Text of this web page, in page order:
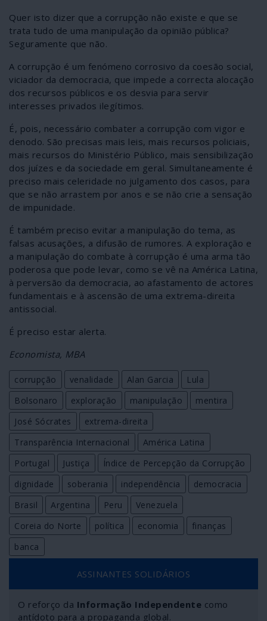
Quer isto dizer que a corrupção não existe e que se
trata tudo de uma manipulação da opinião pública?
Seguramente que não.
A corrupção é um fenómeno corrosivo da coesão social,
viciador da democracia, que impede a correcta alocação
dos recursos públicos e os desvia para servir
interesses privados ilegítimos.
É, pois, necessário combater a corrupção com vigor e
denodo. São precisas mais leis, mais recursos policiais,
mais recursos do Ministério Público, mais sensibilização
dos juízes e da sociedade em geral. Simultaneamente é
preciso mais celeridade no julgamento dos casos, para
que se não arrastem por anos e se não crie a sensação
de impunidade.
É também preciso evitar a manipulação do tema, as
falsas acusações, a difusão de rumores. A exploração e
a manipulação do combate à corrupção é uma arma tão
poderosa que pode levar, como se vê na América Latina,
à perversão da democracia, ao afastamento de actores
fundamentais e à ascensão de uma extrema-direita
antissocial.
É preciso estar alerta.
Economista, MBA
corrupção venalidade Alan Garcia
Lula
Bolsonaro
exploração manipulação
mentira
José Sócrates
extrema-direita
Transparência Internacional
América Latina
Portugal
Justiça
Índice de Percepção da Corrupção
dignidade
soberania independência
democracia
Brasil
Argentina Peru
Venezuela
Coreia do Norte
política economia
finanças
banca
ASSINANTES SOLIDÁRIOS
O reforço da Informação Independente como
antídoto para a propaganda global.